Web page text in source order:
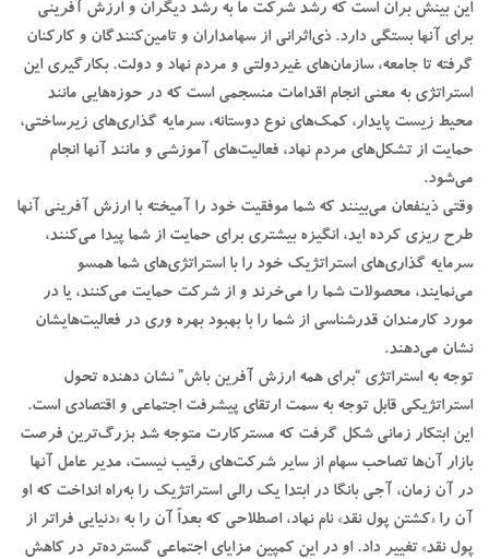
این بینش بران است که رشد شرکت ما به رشد دیگران و ارزش آفرینی
برای آنها بستگی دارد. ذی‌اثرانی از سهامداران و تامین‌کنندگان و کارکنان
گرفته تا جامعه، سازمان‌های غیردولتی و مردم نهاد و دولت. بکارگیری این
استراتژی به معنی انجام اقدامات منسجمی ‌است که در حوزه‌هایی مانند
محیط زیست پایدار، کمک‌های نوع دوستانه، سرمایه گذاری‌های زیرساختی،
حمایت از تشکل‌های مردم نهاد، فعالیت‌های آموزشی و مانند آنها انجام
می‌شود.
وقتی ذینفعان می‌بینند که شما موفقیت خود را آمیخته با ارزش آفرینی آنها
طرح ریزی کرده اید، انگیزه بیشتری برای حمایت از شما پیدا می‌کنند،
سرمایه گذاری‌های استراتژیک خود را با استراتژی‌های شما همسو
می‌نمایند، محصولات شما را می‌خرند و از شرکت حمایت می‌کنند، یا در
مورد کارمندان قدرشناسی از شما را با بهبود بهره وری در فعالیت‌هایشان
نشان می‌دهند.
توجه به استراتژی “برای همه ارزش آفرین باش” نشان دهنده تحول
استراتژیکی قابل توجه به سمت ارتقای پیشرفت اجتماعی و اقتصادی است.
این ابتکار زمانی شکل گرفت که مسترکارت متوجه شد بزرگ‌ترین فرصت
بازار آن‌ها تصاحب سهام از سایر شرکت‌های رقیب نیست، مدیر عامل آنها
در آن زمان، آجی بانگا در ابتدا یک رالی استراتژیک را به‌راه انداخت که او
آن را «کشتن پول نقد» نام نهاد، اصطلاحی که بعداً آن را به «دنیایی فراتر از
پول نقد» تغییر داد. او در این کمپین مزایای اجتماعی گسترده‌تر در کاهش